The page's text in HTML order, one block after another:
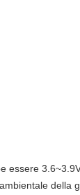
essere